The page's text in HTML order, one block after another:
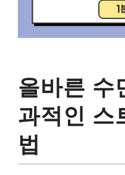
올바른 수
과적인 스
법